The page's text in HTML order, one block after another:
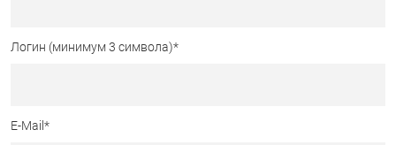
Логин (минимум 3 символа)*
E-Mail *